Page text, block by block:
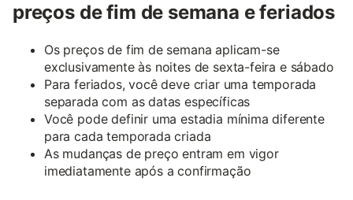
preços de fim de semana e feriados
Os preços de fim de semana aplicam-se
exclusivamente às noites de sexta-feira e sábado
Para feriados, você deve criar uma temporada
separada com as datas específicas
Você pode definir uma estadia mínima diferente
para cada temporada criada
As mudanças de preço entram em vigor
imediatamente após a confirmação